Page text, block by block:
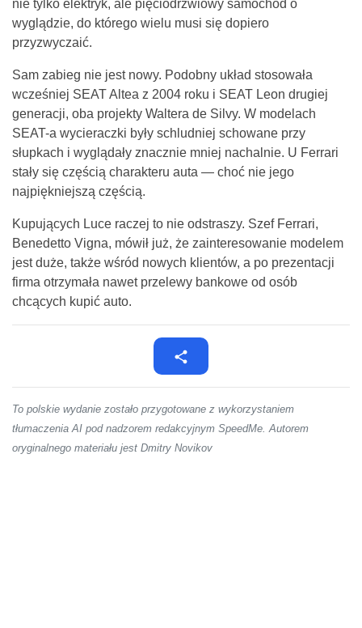
nie tylko elektryk, ale pięciodrzwiowy samochód o
wyglądzie, do którego wielu musi się dopiero
przyzwyczaić.
Sam zabieg nie jest nowy. Podobny układ stosowała
wcześniej SEAT Altea z 2004 roku i SEAT Leon drugiej
generacji, oba projekty Waltera de Silvy. W modelach
SEAT-a wycieraczki były schludniej schowane przy
słupkach i wyglądały znacznie mniej nachalnie. U Ferrari
stały się częścią charakteru auta — choć nie jego
najpiękniejszą częścią.
Kupujących Luce raczej to nie odstraszy. Szef Ferrari,
Benedetto Vigna, mówił już, że zainteresowanie modelem
jest duże, także wśród nowych klientów, a po prezentacji
firma otrzymała nawet przelewy bankowe od osób
chcących kupić auto.
To polskie wydanie zostało przygotowane z wykorzystaniem
tłumaczenia AI pod nadzorem redakcyjnym SpeedMe. Autorem
oryginalnego materiału jest Dmitry Novikov